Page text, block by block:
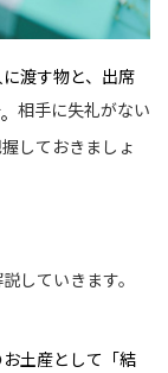
渡す物と、出席
相手に失礼がない
しておきましょ
していきます。
土産として「結